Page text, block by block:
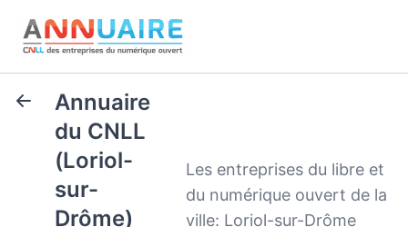
Annuaire
du CNLL
(Loriol-
sur-
Drôme)
Les entreprises du libre et
du numérique ouvert de la
ville: Loriol-sur-Drôme